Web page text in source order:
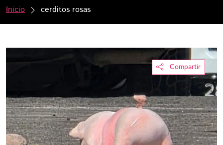
Inicio cerditos rosas
Compartir